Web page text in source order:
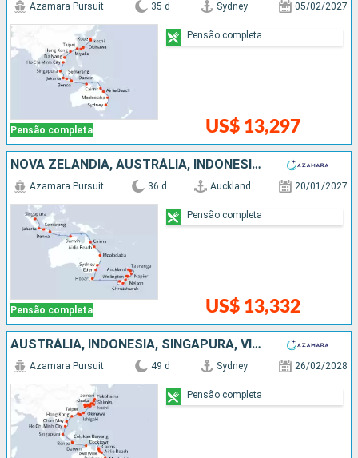
Pensão completa
Azamara Pursuit 35 d Sydney 05/02/2027
US$ 13,297
Pensão completa
NOVA ZELÂNDIA, AUSTRÁLIA, INDONESIA, SINGAPURA
Pensão completa
Azamara Pursuit 36 d Auckland 20/01/2027
US$ 13,332
Pensão completa
AUSTRÁLIA, INDONESIA, SINGAPURA, VITENÃ, CHINA, TAIWAN, JAPÃO
Azamara Pursuit 49 d Sydney 26/02/2028
Pensão completa